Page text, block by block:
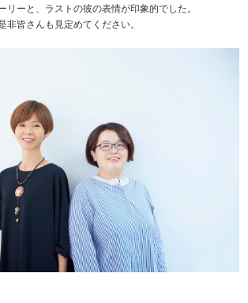
リーと、ラストの彼の表情が印象的でした。
非皆さんも見定めてください。